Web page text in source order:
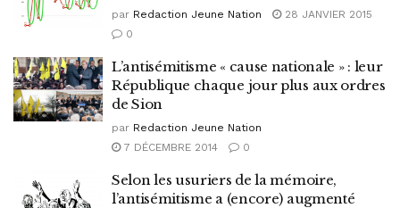
par Redaction Jeune Nation
28 JANVIER 2015
0
L’antisémitisme « cause nationale » : leur
République chaque jour plus aux ordres
de Sion
par Redaction Jeune Nation
7 DÉCEMBRE 2014
0
Selon les usuriers de la mémoire,
l’antisémitisme a (encore) augmenté